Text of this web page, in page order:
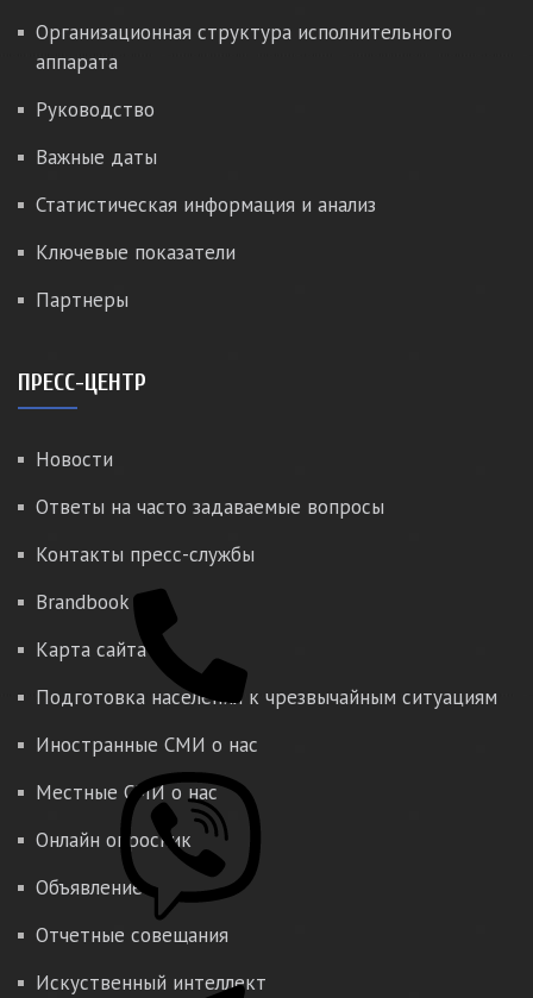
Организационная структура исполнительного
аппарата
Руководство
Важные даты
Статистическая информация и анализ
Ключевые показатели
Партнеры
ПРЕСС-ЦЕНТР
Новости
Ответы на часто задаваемые вопросы
Контакты пресс-службы
Brandbook
Карта сайта
Подготовка населения к чрезвычайным ситуациям
Иностранные СМИ о нас
Местные СМИ о нас
Онлайн опросник
Объявление
Отчетные совещания
Искуственный интеллект